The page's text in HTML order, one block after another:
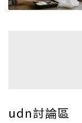
udn討論區